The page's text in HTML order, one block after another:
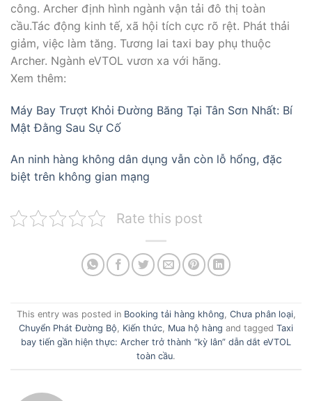
công. Archer định hình ngành vận tải đô thị toàn
cầu.Tác động kinh tế, xã hội tích cực rõ rệt. Phát thải
giảm, việc làm tăng. Tương lai taxi bay phụ thuộc
Archer. Ngành eVTOL vươn xa với hãng.
Xem thêm:
Máy Bay Trượt Khỏi Đường Băng Tại Tân Sơn Nhất: Bí
Mật Đằng Sau Sự Cố
An ninh hàng không dân dụng vẫn còn lỗ hổng, đặc
biệt trên không gian mạng
Rate this post
This entry was posted in Booking tải hàng không Chưa phân loại,
Chuyển Phát Đường Bộ
Kiến thức Mua hộ hàng and tagged Taxi
bay tiến gần hiện thực: Archer trở thành “kỳ lân” dẫn dắt eVTOL
toàn cầu.